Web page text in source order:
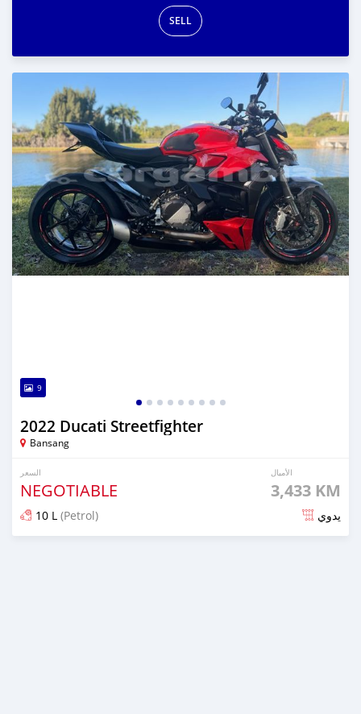
SELL
9
2022 Ducati Streetfighter
Bansang
السعر
NEGOTIABLE
الأميال
3,433 KM
10 L (Petrol) يدوي